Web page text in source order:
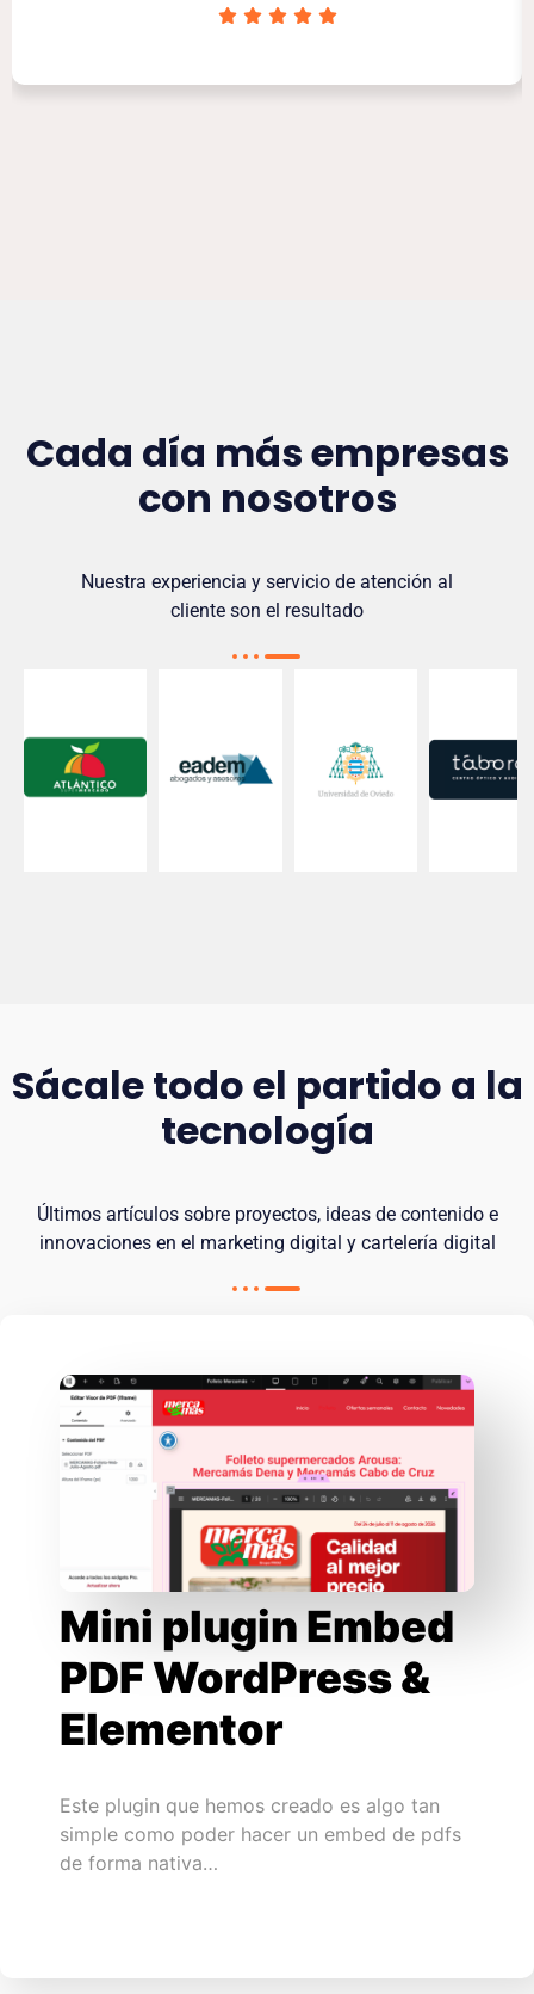
Cada día más empresas
con nosotros
Nuestra experiencia y servicio de atención al
cliente son el resultado
Sácale todo el partido a la
tecnología
Últimos artículos sobre proyectos, ideas de contenido e
innovaciones en el marketing digital y cartelería digital
Mini plugin Embed
PDF WordPress &
Elementor
Este plugin que hemos creado es algo tan
simple como poder hacer un embed de pdfs
de forma nativa…